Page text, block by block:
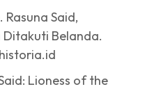
Rasuna Said,
Ditakuti Belanda.
Lioness of the